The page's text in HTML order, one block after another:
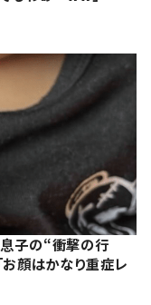
息子の“衝撃の行
お顔はかなり重症レ